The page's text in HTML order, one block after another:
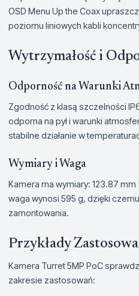
OSD Menu Up the Coax
poziomu liniowych kabli
Wytrzymałość i
Odporność na Warunki
Zgodność z klasą szczelności
odporna na pył i warunki
stabilne działanie w
Wymiary i Waga
Kamera ma wymiary: 123.87 mm
waga wynosi 595 g, dzięki
zamontowania.
Przykłady
Kamera Turret 5MP PoC
zakresie zastosowań: